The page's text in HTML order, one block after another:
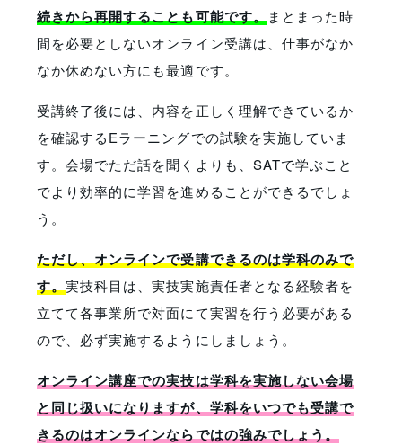
続きから再開することも可能です。まとまった時
間を必要としないオンライン受講は、仕事がなか
なか休めない方にも最適です。
受講終了後には、内容を正しく理解できているか
を確認するEラーニングでの試験を実施していま
す。会場でただ話を聞くよりも、SATで学ぶこと
でより効率的に学習を進める ことができるでしょ
う。
ただし、オンラインで受講できるのは学科のみで
す。実技科目は、実技実施責任者となる経験者を
立てて各事業所で対面にて実習を行う必要がある
ので、必ず実施するようにしましょう。
オンライン講座での実技は学科を実施しない会場
と同じ扱いになりますが、学科をいつでも受講で
きるのはオンラインならではの強みでしょう。